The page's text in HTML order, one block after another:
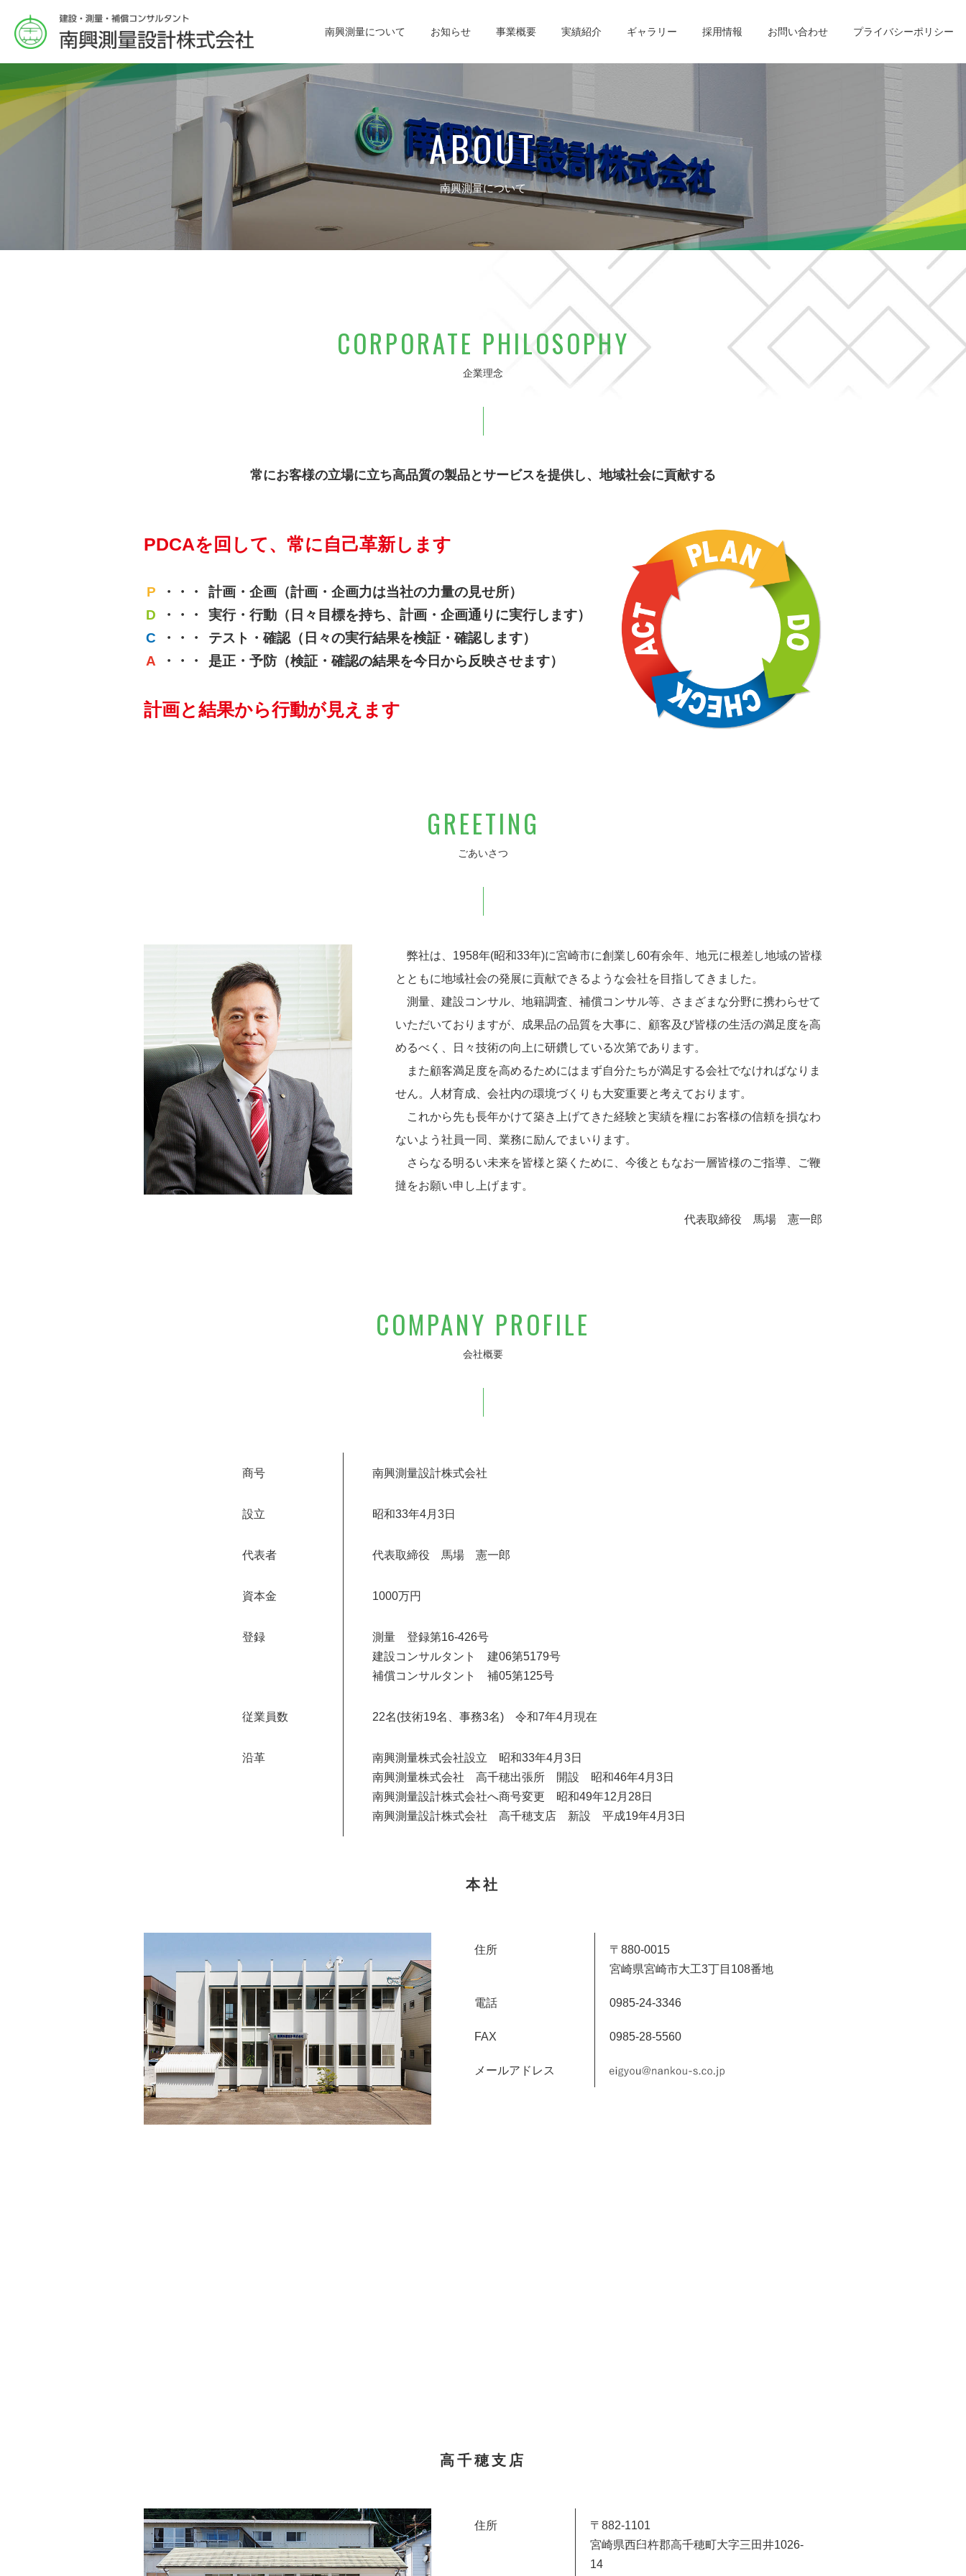
南興測量について お知らせ 事業概要 実績紹介 ギャラリー 採用情報 お問い合わせ プライバシーポリシー
ABOUT
南興測量について
CORPORATE PHILOSOPHY
企業理念
常にお客様の立場に立ち高品質の製品とサービスを提供し、地域社会に貢献する
PDCAを回して、常に自己革新します
P
計画・企画（計画・企画力は当社の力量の見せ所）
D
実行・行動（日々目標を持ち、計画・企画通りに実行します）
C
テスト・確認（日々の実行結果を検証・確認します）
A
是正・予防（検証・確認の結果を今日から反映させます）
計画と結果から行動が見えます
GREETING
ごあいさつ
弊社は、1958年(昭和33年)に宮崎市に創業し60有余年、地元に根差し地域の皆様
とともに地域社会の発展に貢献できるような会社を目指してきました。
測量、建設コンサル、地籍調査、補償コンサル等、さまざまな分野に携わらせて
いただいておりますが、成果品の品質を大事に、顧客及び皆様の生活の満足度を高
めるべく、日々技術の向上に研鑽している次第であります。
また顧客満足度を高めるためにはまず自分たちが満足する会社でなければなりま
せん。人材育成、会社内の環境づくりも大変重要と考えております。
これから先も長年かけて築き上げてきた経験と実績を糧にお客様の信頼を損なわ
ないよう社員一同、業務に励んでまいります。
さらなる明るい未来を皆様と築くために、今後ともなお一層皆様のご指導、ご鞭
撻をお願い申し上げます。
代表取締役 馬場 憲一郎
COMPANY PROFILE
会社概要
商号 南興測量設計株式会社
設立 昭和33年4月3日
代表者 代表取締役 馬場 憲一郎
資本金 1000万円
登録
測量 登録第16-426号
建設コンサルタント 建06第5179号
補償コンサルタント 補05第125号
従業員数 22名(技術19名、事務3名) 令和7年4月現在
沿革
南興測量株式会社設立 昭和33年4月3日
南興測量株式会社 高千穂出張所 開設 昭和46年4月3日
南興測量設計株式会社へ商号変更 昭和49年12月28日
南興測量設計株式会社 高千穂支店 新設 平成19年4月3日
本社
住所
〒880-0015
宮崎県宮崎市大工3丁目108番地
電話 0985-24-3346
FAX 0985-28-5560
メールアドレス
高千穂支店
住所
〒882-1101
宮崎県西臼杵郡高千穂町大字三田井1026-
14